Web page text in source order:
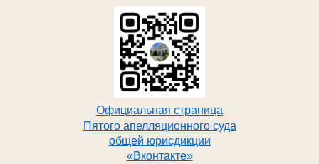
Официальная страница
Пятого апелляционного суда
общей юрисдикции
«Вконтакте»